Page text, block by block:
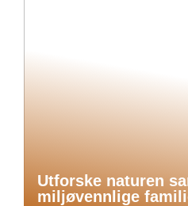
Utforske naturen
miljøvennlige